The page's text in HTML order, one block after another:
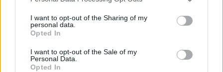
de su consentimiento, pero usted tiene el derecho de
rechazar tal procesamiento. Sus preferencias se aplicarán
cualquier momento entrando de nuevo en este sitio web o
visitando nuestra política de privacidad.
I want to opt-out of the Sharing of my
personal data.
Opted In
I want to opt-out of the Sale of my
Personal Data.
Opted In